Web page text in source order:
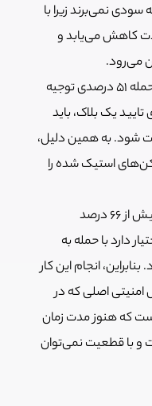
نمی‌برند زیرا با
کاهش می‌یابد و
می‌رود.
در الگوریتم اجماع اثبات سهام، انجام حمله 51 درصدی توجیه
تایید یک بلاک، باید
شود. به همین دلیل،
استیک شده را
مساله مهم تر این است که کاربری که بیش از 66 درصد
دارد با حمله به
انجام این کار
اصلی که در
است که هنوز مدت زمان
و با قطعیت نمی‌توان